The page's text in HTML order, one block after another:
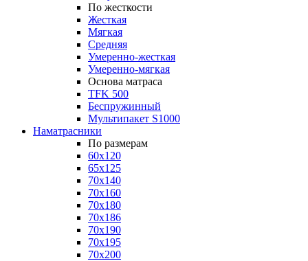
По жесткости
Жесткая
Мягкая
Средняя
Умеренно-жесткая
Умеренно-мягкая
Основа матраса
TFK 500
Беспружинный
Мультипакет S1000
Наматрасники
По размерам
60x120
65x125
70x140
70x160
70x180
70x186
70x190
70x195
70x200